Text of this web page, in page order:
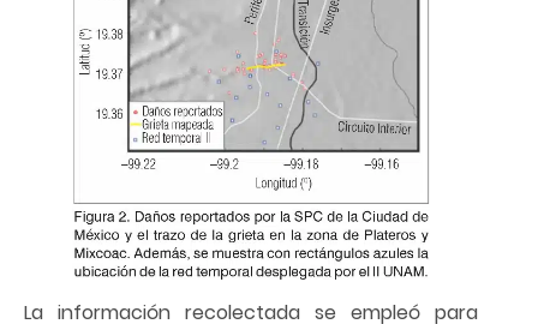
La información recolectada se empleó para